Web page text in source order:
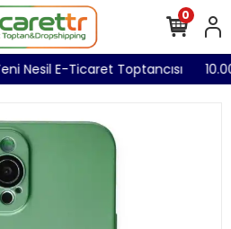
Yeni Nesil E-Ticaret Toptancısı
0